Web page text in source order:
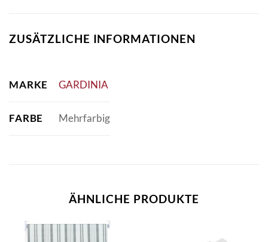
ZUSÄTZLICHE INFORMATIONEN
MARKE GARDINIA
FARBE Mehrfarbig
ÄHNLICHE PRODUKTE